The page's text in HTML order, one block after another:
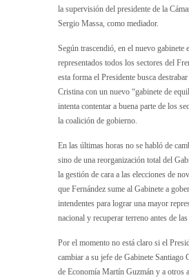
la supervisión del presidente de la
Sergio Massa, como mediador.
Según trascendió, en el nuevo gabinete
representados todos los sectores del
esta forma el Presidente busca
Cristina con un nuevo “gabinete de
intenta contentar a buena parte de los
la coalición de gobierno.
En las últimas horas no se habló de
sino de una reorganización total del
la gestión de cara a las elecciones de
que Fernández sume al Gabinete a
intendentes para lograr una mayor
nacional y recuperar terreno antes de
Por el momento no está claro si el
cambiar a su jefe de Gabinete Santiago
de Economía Martín Guzmán y a otros